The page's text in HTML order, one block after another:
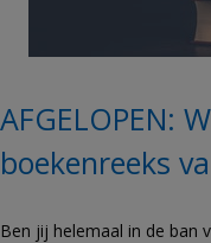
AFGELOPEN:
boekenreeks
Ben jij helemaal in de ban